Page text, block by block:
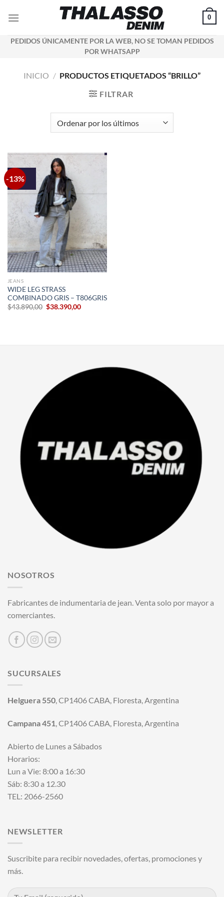
0
PEDIDOS ÚNICAMENTE POR LA WEB, NO SE TOMAN PEDIDOS
POR WHATSAPP
INICIO / PRODUCTOS ETIQUETADOS “BRILLO”
FILTRAR
-13%
JEANS
WIDE LEG STRASS
COMBINADO GRIS – T806GRIS
$43.890,00 El
$38.390,00El
NOSOTROS
Fabricantes de indumentaria de jean. Venta solo por mayor a
comerciantes.
SUCURSALES
Helguera 550, CP1406 CABA, Floresta, Argentina
Campana 451, CP1406 CABA, Floresta, Argentina
Abierto de Lunes a Sábados
Horarios:
Lun a Vie: 8:00 a 16:30
Sáb: 8:30 a 12.30
TEL: 2066-2560
NEWSLETTER
Suscribite para recibir novedades, ofertas, promociones y
más.